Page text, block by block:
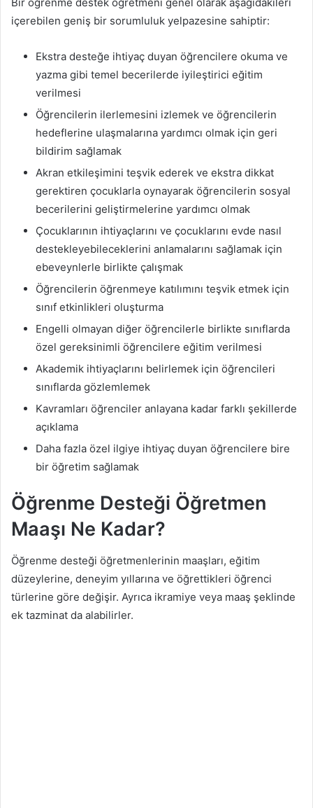
içerebilen geniş bir sorumluluk yelpazesine sahiptir:
Ekstra desteğe ihtiyaç duyan öğrencilere okuma ve
yazma gibi temel becerilerde iyileştirici eğitim
verilmesi
Öğrencilerin ilerlemesini izlemek ve öğrencilerin
hedeflerine ulaşmalarına yardımcı olmak için geri
bildirim sağlamak
Akran etkileşimini teşvik ederek ve ekstra dikkat
gerektiren çocuklarla oynayarak öğrencilerin sosyal
becerilerini geliştirmelerine yardımcı olmak
Çocuklarının ihtiyaçlarını ve çocuklarını evde nasıl
destekleyebileceklerini anlamalarını sağlamak için
ebeveynlerle birlikte çalışmak
Öğrencilerin öğrenmeye katılımını teşvik etmek için
sınıf etkinlikleri oluşturma
Engelli olmayan diğer öğrencilerle birlikte sınıflarda
özel gereksinimli öğrencilere eğitim verilmesi
Akademik ihtiyaçlarını belirlemek için öğrencileri
sınıflarda gözlemlemek
Kavramları öğrenciler anlayana kadar farklı şekillerde
açıklama
Daha fazla özel ilgiye ihtiyaç duyan öğrencilere bire
bir öğretim sağlamak
Öğrenme Desteği Öğretmen
Maaşı Ne Kadar?
Öğrenme desteği öğretmenlerinin maaşları, eğitim
düzeylerine, deneyim yıllarına ve öğrettikleri öğrenci
türlerine göre değişir. Ayrıca ikramiye veya maaş şeklinde
ek tazminat da alabilirler.